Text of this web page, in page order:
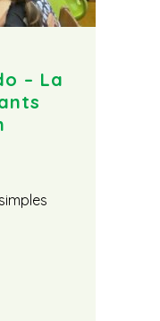
– La